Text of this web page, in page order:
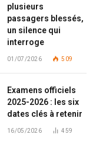
plusieurs
passagers blessés,
un silence qui
interroge
01/07/2026 509
Examens officiels
2025-2026 : les six
dates clés à retenir
16/05/2026 459